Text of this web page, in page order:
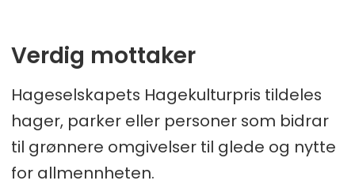
gjennomført et bestemt prosjekt eller
løftet en sak som kommer samfunnet
til gode, i tråd med Hageselskapets
formål og verdigrunnlag.
Verdig mottaker
Hageselskapets Hagekulturpris tildeles
hager, parker eller personer som bidrar
til grønnere omgivelser til glede og nytte
for allmennheten.